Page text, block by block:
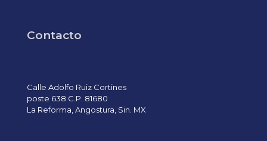
Contacto
Calle Adolfo Ruiz Cortines
poste 638 C.P. 81680
La Reforma, Angostura, Sin. MX